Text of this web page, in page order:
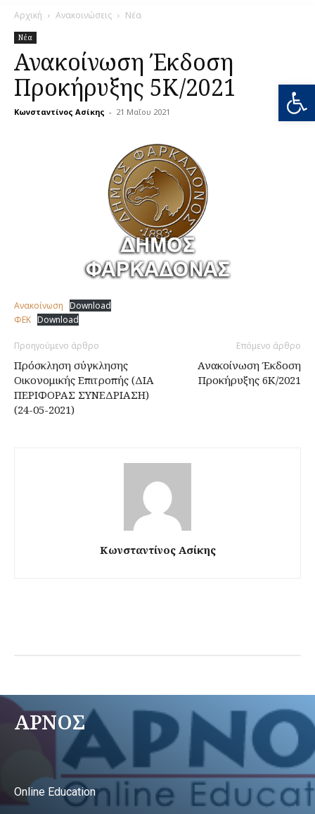
Αρχική Ανακοινώσεις Νέα
Νέα
Ανακοίνωση Έκδοση
Προκήρυξης 5Κ/2021
Κωνσταντίνος Ασίκης - 21 Μαΐου 2021 0
Ανακοίνωση Download
ΦΕΚ Download
Προηγούμενο άρθρο
Πρόσκληση σύγκλησης
Οικονομικής Επιτροπής (ΔΙΑ
ΠΕΡΙΦΟΡΑΣ ΣΥΝΕΔΡΙΑΣΗ)
(24-05-2021)
Επόμενο άρθρο
Ανακοίνωση Έκδοση
Προκήρυξης 6Κ/2021
Κωνσταντίνος Ασίκης
ΑΡΝΟΣ
Online Education